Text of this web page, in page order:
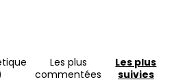
Les plus
commentées
Les plus
suivies